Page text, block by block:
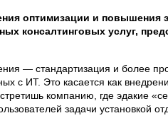
оптимизации и повышения
консалтинговых услуг,
— стандартизация и более
с ИТ. Это касается как
компанию, где эдакие
задачи установкой